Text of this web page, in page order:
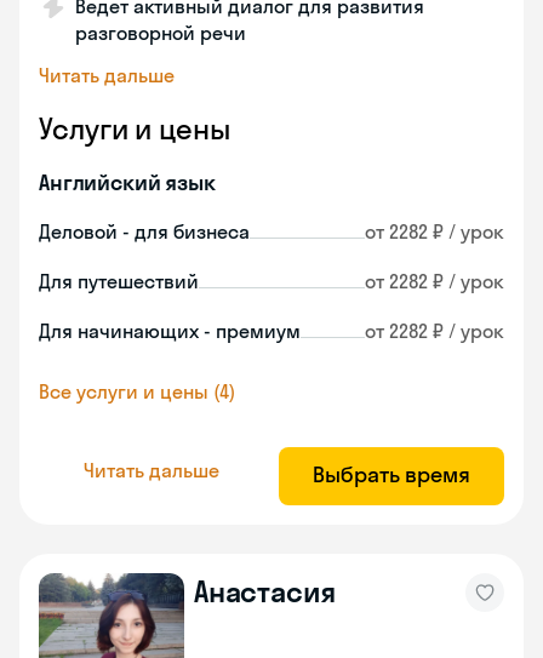
Ведет активный диалог для развития
разговорной речи
Читать дальше
Услуги и цены
Английский язык
Деловой - для бизнеса от 2282 ₽ / урок
Для путешествий от 2282 ₽ / урок
Для начинающих - премиум от 2282 ₽ / урок
Все услуги и цены (4)
Читать дальше Выбрать время
Анастасия